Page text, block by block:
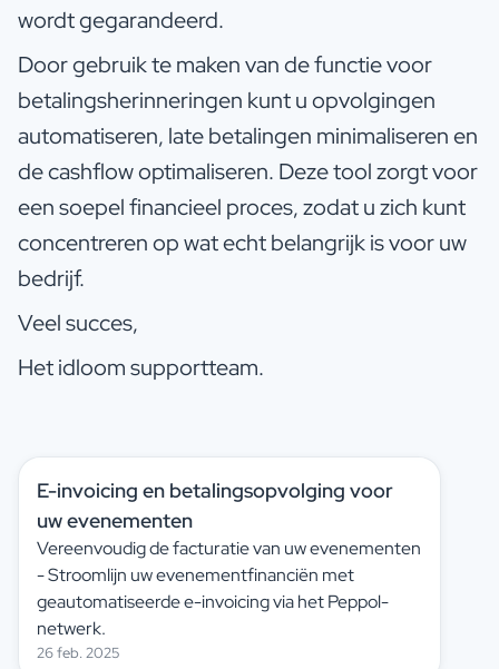
wordt gegarandeerd.
Door gebruik te maken van de functie voor
betalingsherinneringen kunt u opvolgingen
automatiseren, late betalingen minimaliseren en
de cashflow optimaliseren. Deze tool zorgt voor
een soepel financieel proces, zodat u zich kunt
concentreren op wat echt belangrijk is voor uw
bedrijf.
Veel succes,
Het idloom supportteam.
E-invoicing en betalingsopvolging voor
uw evenementen
Vereenvoudig de facturatie van uw evenementen
- Stroomlijn uw evenementfinanciën met
geautomatiseerde e-invoicing via het Peppol-
netwerk.
26 feb. 2025